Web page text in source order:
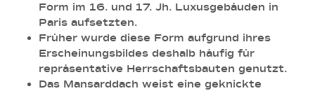
Form im 16. und 17. Jh. Luxusgebäuden in
Paris aufsetzten.
Früher wurde diese Form aufgrund ihres
Erscheinungsbildes deshalb häufig für
repräsentative Herrschaftsbauten genutzt.
Das Mansarddach weist eine geknickte